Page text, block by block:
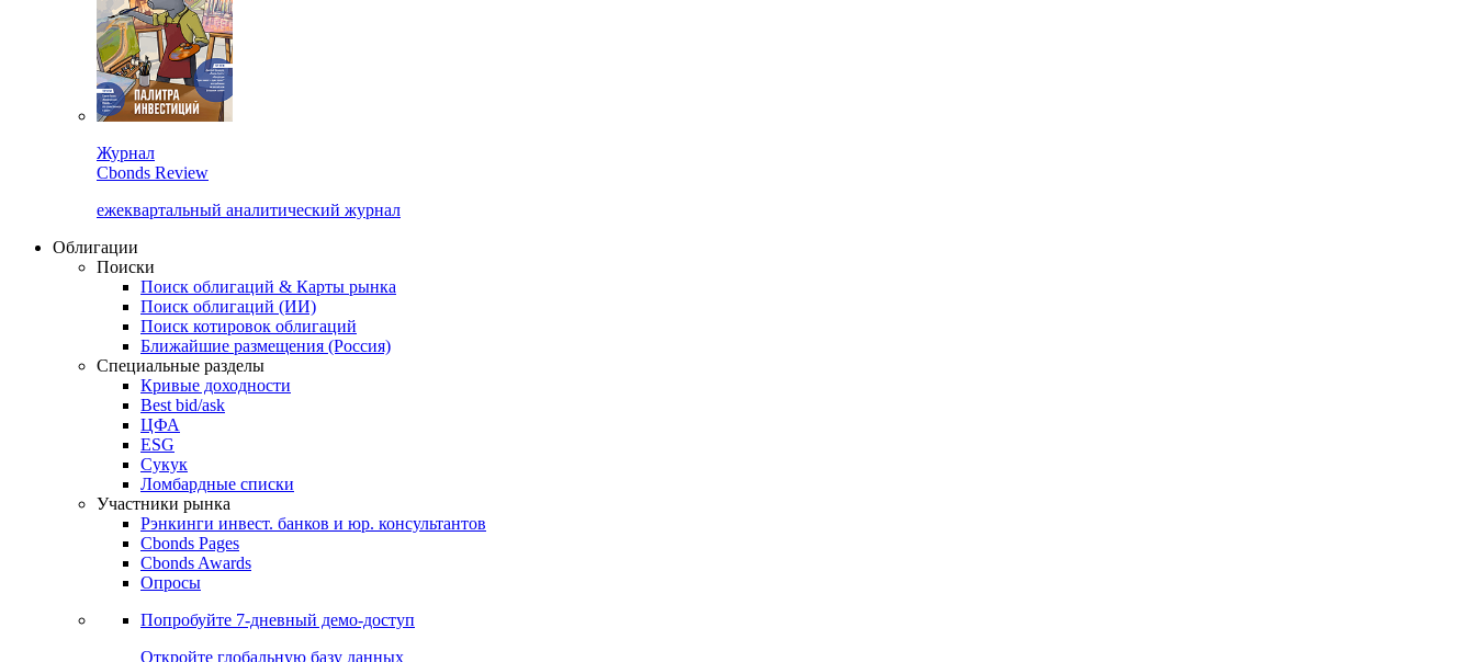
Журнал
Cbonds Review
ежеквартальный аналитический журнал
Облигации
Поиски
Поиск облигаций & Карты рынка
Поиск облигаций (ИИ)
Поиск котировок облигаций
Ближайшие размещения (Россия)
Специальные разделы
Кривые доходности
Best bid/ask
ЦФА
ESG
Сукук
Ломбардные списки
Участники рынка
Рэнкинги инвест. банков и юр. консультантов
Cbonds Pages
Cbonds Awards
Опросы